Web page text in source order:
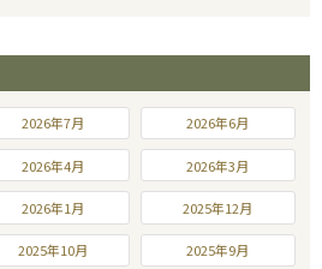
2026年7月 2026年6月
2026年4月 2026年3月
2026年1月 2025年12月
2025年10月 2025年9月